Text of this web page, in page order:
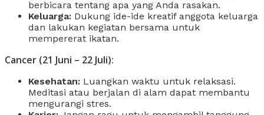
berbicara tentang apa yang Anda rasakan.
Keluarga: Dukung ide-ide kreatif anggota keluarga
dan lakukan kegiatan bersama untuk
mempererat ikatan.
Cancer (21 Juni – 22 Juli):
Kesehatan: Luangkan waktu untuk relaksasi.
Meditasi atau berjalan di alam dapat membantu
mengurangi stres.